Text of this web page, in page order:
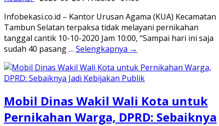
Infobekasi.co.id – Kantor Urusan Agama (KUA) Kecamatan
Tambun Selatan terpaksa tidak melayani pernikahan
tanggal cantik 10-10-2020 Jam 10:00, “Sampai hari ini saja
sudah 40 pasang … Selengkapnya →
Mobil Dinas Wakil Wali Kota untuk
Pernikahan Warga, DPRD: Sebaiknya